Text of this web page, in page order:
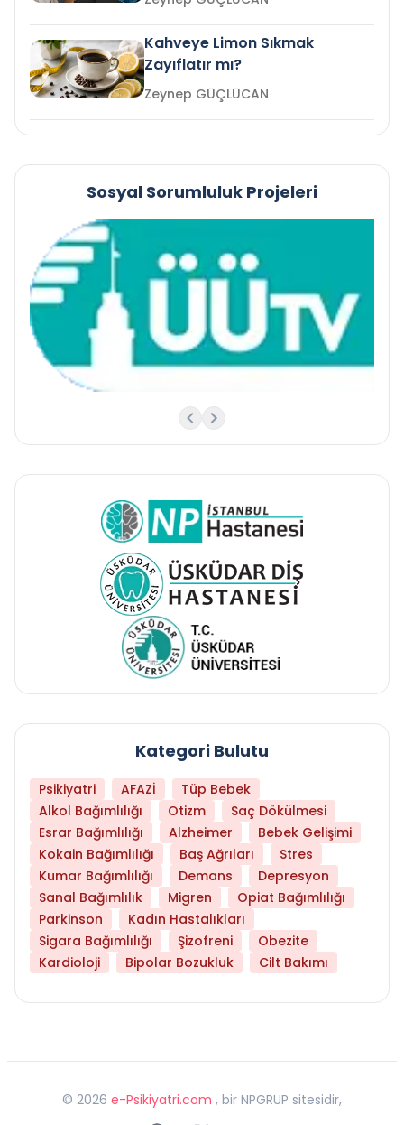
Kahveye Limon Sıkmak
Zayıflatır mı?
Zeynep GÜÇLÜCAN
Sosyal Sorumluluk Projeleri
Kategori Bulutu
Psikiyatri AFAZİ
Tüp Bebek
Alkol Bağımlılığı
Otizm
Saç Dökülmesi
Esrar Bağımlılığı
Alzheimer
Bebek Gelişimi
Kokain Bağımlılığı
Baş Ağrıları
Stres
Kumar Bağımlılığı
Demans
Depresyon
Sanal Bağımlılık
Migren
Opiat Bağımlılığı
Parkinson
Kadın Hastalıkları
Sigara Bağımlılığı
Şizofreni
Obezite
Kardioloji
Bipolar Bozukluk Cilt Bakımı
© 2026 e-Psikiyatri.com , bir NPGRUP sitesidir,